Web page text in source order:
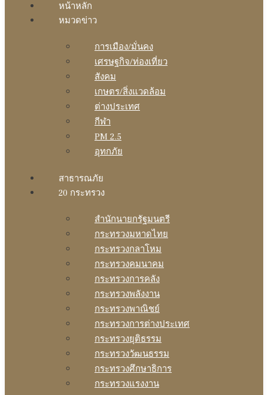
หน้าหลัก
หมวดข่าว
การเมือง/มั่นคง
เศรษฐกิจ/ท่องเที่ยว
สังคม
เกษตร/สิ่งแวดล้อม
ต่างประเทศ
กีฬา
PM 2.5
อุทกภัย
สาธารณภัย
20 กระทรวง
สํานักนายกรัฐมนตรี
กระทรวงมหาดไทย
กระทรวงกลาโหม
กระทรวงคมนาคม
กระทรวงการคลัง
กระทรวงพลังงาน
กระทรวงพาณิชย์
กระทรวงการต่างประเทศ
กระทรวงยุติธรรม
กระทรวงวัฒนธรรม
กระทรวงศึกษาธิการ
กระทรวงแรงงาน